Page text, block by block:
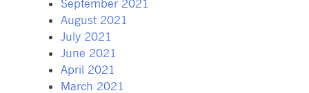
September 2021
August 2021
July 2021
June 2021
April 2021
March 2021